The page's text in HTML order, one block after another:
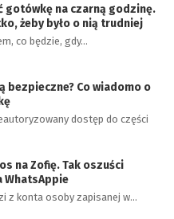
gotówkę na czarną godzinę.
żeby było o nią trudniej
co będzie, gdy…
bezpieczne? Co wiadomo o
dostęp do części
na Zofię. Tak oszuści
WhatsAppie
z konta osoby zapisanej w…